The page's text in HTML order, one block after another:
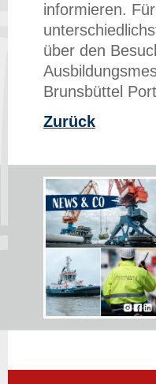
informieren.
über den
Brunsbüttel
Zurück